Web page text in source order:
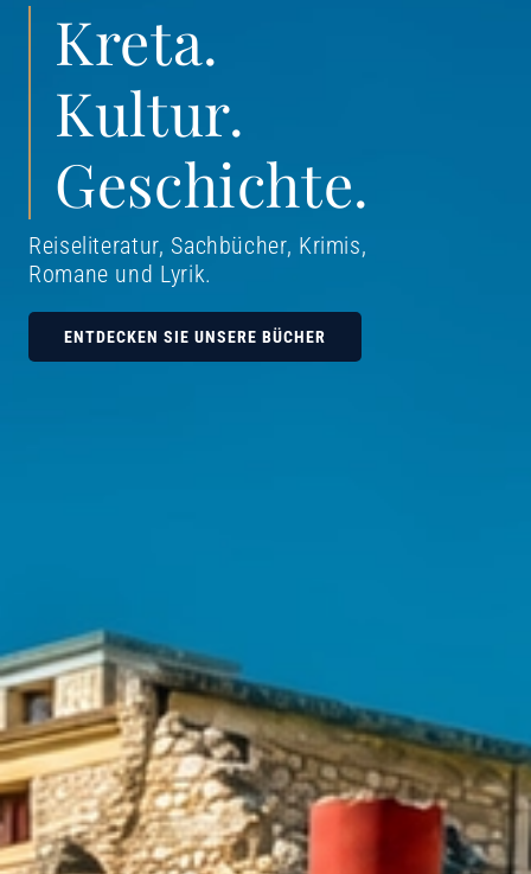
Kreta.
Kultur.
Geschichte.
Reiseliteratur, Sachbücher, Krimis,
Romane und Lyrik.
ENTDECKEN SIE UNSERE BÜCHER